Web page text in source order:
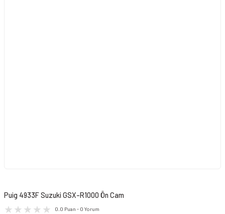
Puig 4933F Suzuki GSX-R1000 Ön Cam
0.0 Puan - 0 Yorum